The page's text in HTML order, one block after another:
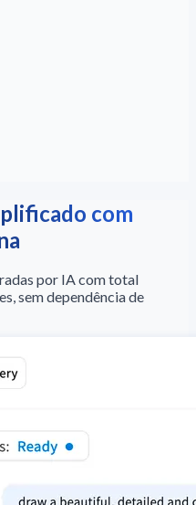
com
por IA com total
sem dependência de